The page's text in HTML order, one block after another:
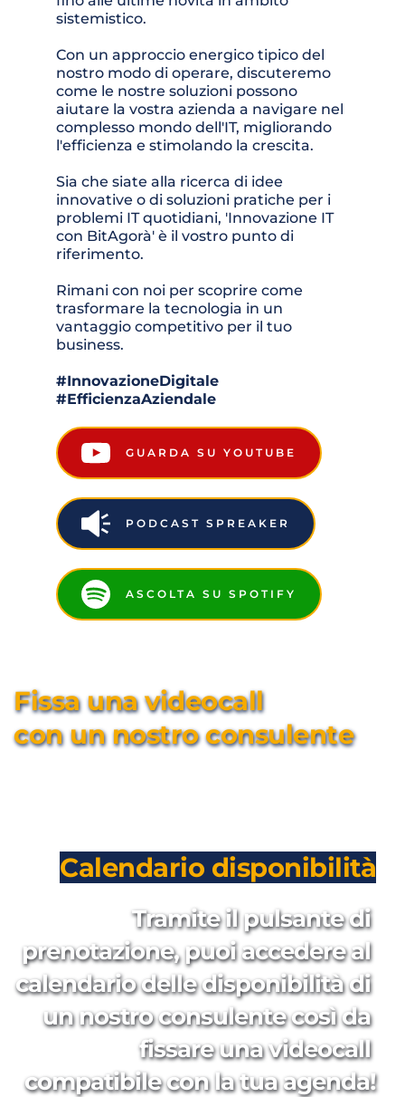
sistemistico.
Con un approccio energico tipico del
nostro modo di operare, discuteremo
come le nostre soluzioni possono
aiutare la vostra azienda a navigare nel
complesso mondo dell'IT, migliorando
l'efficienza e stimolando la crescita.
Sia che siate alla ricerca di idee
innovative o di soluzioni pratiche per i
problemi IT quotidiani, 'Innovazione IT
con BitAgorà' è il vostro punto di
riferimento.
Rimani con noi per scoprire come
trasformare la tecnologia in un
vantaggio competitivo per il tuo
business.
#InnovazioneDigitale
#EfficienzaAziendale
GUARDA SU YOUTUBE
PODCAST SPREAKER
ASCOLTA SU SPOTIFY
Fissa una videocall
con un nostro consulente
Calendario disponibilità
Tramite il pulsante di
prenotazione, puoi accedere al
calendario delle disponibilità di
un nostro consulente così da
fissare una videocall
compatibile con la tua agenda!